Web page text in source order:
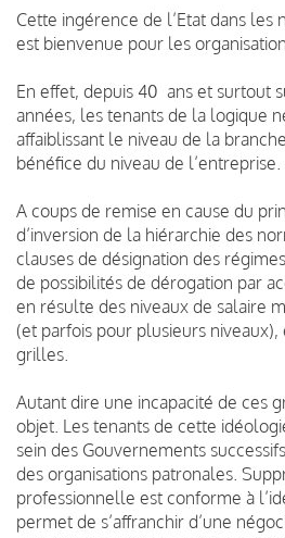
Cette ingérence de l’Etat dans les
est bienvenue pour les
En effet, depuis 40 ans et surtout
années, les tenants de la logique
affaiblissant le niveau de la
bénéfice du niveau de l’entreprise.
A coups de remise en cause du
d’inversion de la hiérarchie des
clauses de désignation des
de possibilités de dérogation par
en résulte des niveaux de salaire
(et parfois pour plusieurs niveaux),
grilles.
Autant dire une incapacité de ces
objet. Les tenants de cette
sein des Gouvernements
des organisations patronales.
professionnelle est conforme à
permet de s’affranchir d’une